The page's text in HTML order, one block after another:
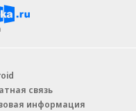
связь
информация